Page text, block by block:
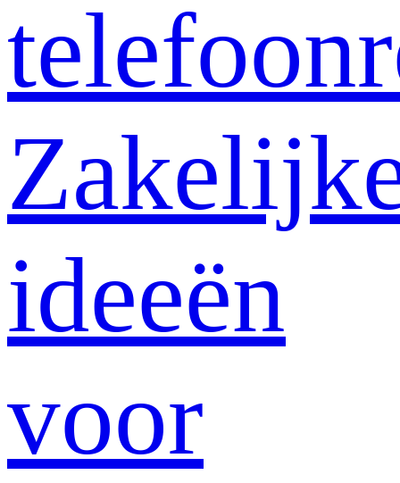
ideeën
voor